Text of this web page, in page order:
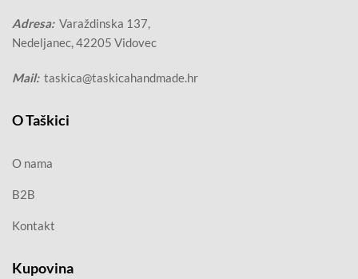
Adresa:Varaždinska 137,
Nedeljanec, 42205 Vidovec
Mail: taskica@taskicahandmade.hr
O Taškici
O nama
B2B
Kontakt
Kupovina